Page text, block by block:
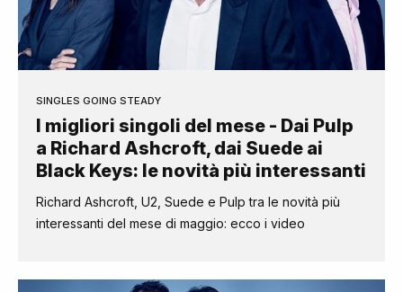
SINGLES GOING STEADY
I migliori singoli del mese - Dai Pulp
a Richard Ashcroft, dai Suede ai
Black Keys: le novità più interessanti
Richard Ashcroft, U2, Suede e Pulp tra le novità più
interessanti del mese di maggio: ecco i video